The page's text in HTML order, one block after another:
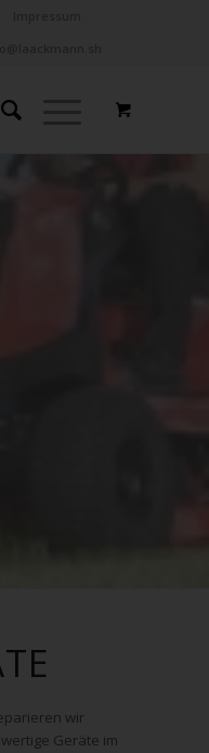
wir
Geräte im